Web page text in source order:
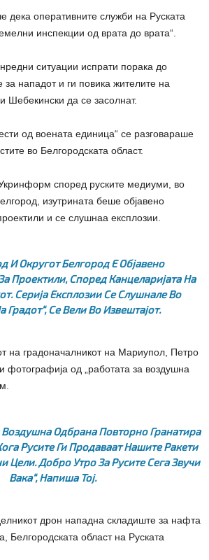
дека оперативните служби на Руската
инспекции од врата до врата“.
ситуации испрати порака до
за нападот и ги повика жителите на
Шебекински да се засолнат.
од воената единица“ се разговараше
во Белгородската област.
според руските медиуми, во
изутрината беше објавено
и се слушнаа експлозии.
И Округот Белгород Е Објавено
Проектили, Според Канцеларијата На
Серија Експлозии Се Слушнале Во
Градот“, Се Вели Во Извештајот.
на градоначалникот на Мариупол, Петро
фотографија од „работата за воздушна
Воздушна Одбрана Повторно Гранатира
Русите Ги Продаваат Нашите Ракети
Цели. Добро Утро За Русите Сега Звучи
Вака“, Напиша Тој.
дрон нападна складиште за нафта
Белгородската област на Руската